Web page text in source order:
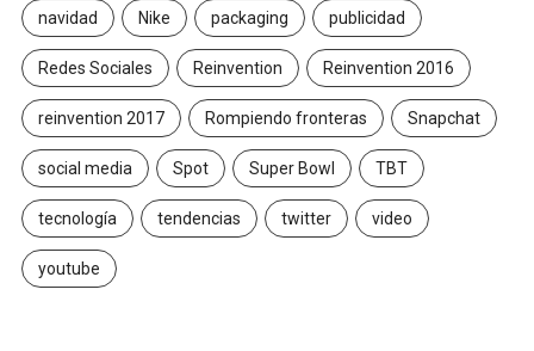
navidad Nike packaging publicidad
Redes Sociales Reinvention Reinvention 2016
reinvention 2017 Rompiendo fronteras Snapchat
social media Spot Super Bowl TBT
tecnología tendencias twitter video
youtube